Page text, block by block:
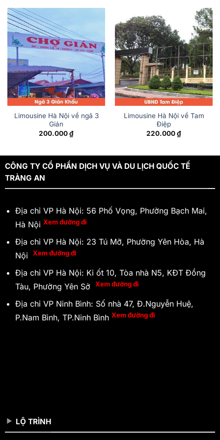
Limousine Hà Nội về ngã 3
Gián
200.000₫
Limousine Hà Nội về Tam
Điệp
220.000₫
CÔNG TY CỔ PHẦN DỊCH VỤ VÀ DU LỊCH QUỐC TẾ
TRÀNG AN
Địa chỉ VP Hà Nội: 56 Phố Vọng, Phường Bạch Mai,
Hà Nội Xem đường đi
Địa chỉ VP Hà Nội: 23 Tú Mỡ, Phường Yên Hòa, Hà
Nội
Xem đường đi
Địa chỉ VP Hà Nội: Ki ốt 10, Tòa nhà N5, KĐT Đồng
Tàu, Phường Yên Sở
Xem đường đi
Địa chỉ VP Ninh Bình: Số nhà 47, Đ.Nguyễn Huệ,
P.Nam Bình, TP.Ninh Bình Xem đường đi
LỘ TRÌNH